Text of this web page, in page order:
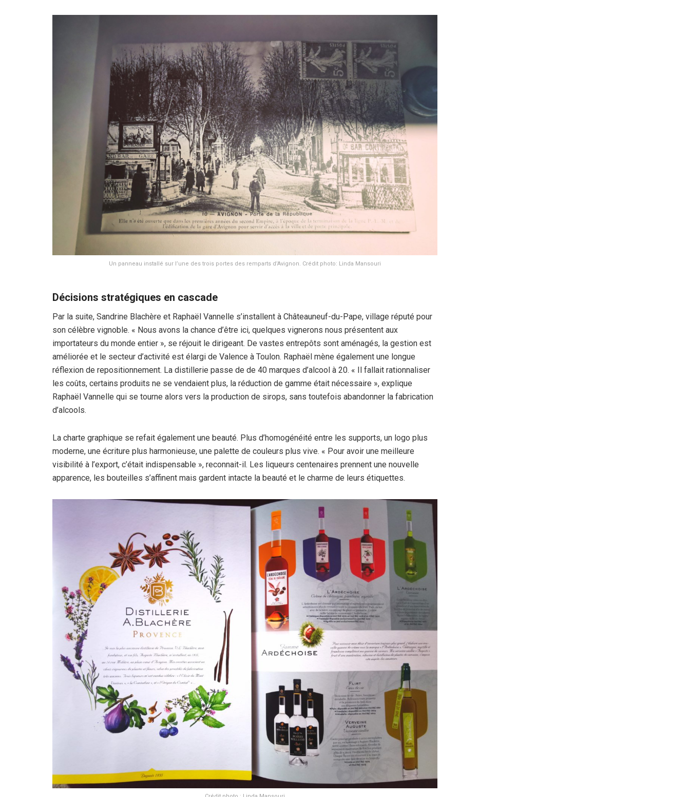
Un panneau installé sur l’une des trois portes des remparts d’Avignon. Crédit photo: Linda Mansouri
Décisions stratégiques en cascade
Par la suite, Sandrine Blachère et Raphaël Vannelle s’installent à Châteauneuf-du-Pape, village réputé pour
son célèbre vignoble. « Nous avons la chance d’être ici, quelques vignerons nous présentent aux
importateurs du monde entier », se réjouit le dirigeant. De vastes entrepôts sont aménagés, la gestion est
améliorée et le secteur d’activité est élargi de Valence à Toulon. Raphaël mène également une longue
réflexion de repositionnement. La distillerie passe de de 40 marques d’alcool à 20. « Il fallait rationnaliser
les coûts, certains produits ne se vendaient plus, la réduction de gamme était nécessaire », explique
Raphaël Vannelle qui se tourne alors vers la production de sirops, sans toutefois abandonner la fabrication
d’alcools.
La charte graphique se refait également une beauté. Plus d’homogénéité entre les supports, un logo plus
moderne, une écriture plus harmonieuse, une palette de couleurs plus vive. « Pour avoir une meilleure
visibilité à l’export, c’était indispensable », reconnait-il. Les liqueurs centenaires prennent une nouvelle
apparence, les bouteilles s’affinent mais gardent intacte la beauté et le charme de leurs étiquettes.